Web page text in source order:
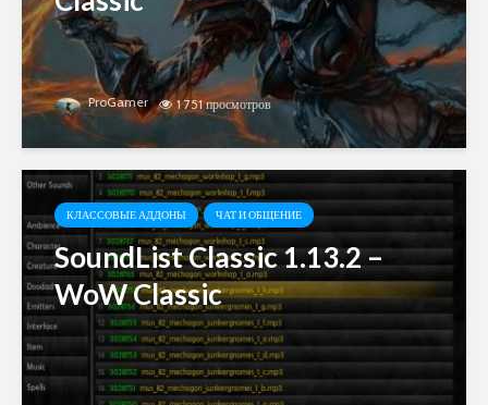
ProGamer 1 751 просмотров
КЛАССОВЫЕ АДДОНЫ ЧАТ И ОБЩЕНИЕ
SoundList Classic 1.13.2 –
WoW Classic